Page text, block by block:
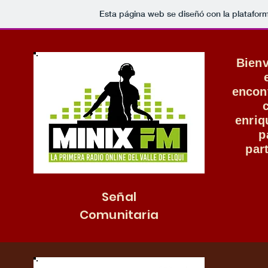
Esta página web se diseñó con la
Señal
Comunitaria